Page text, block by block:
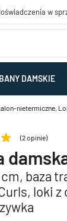
w
DAMSKIE
nietermiczne,
(2 opinie)
cm, baza
loki